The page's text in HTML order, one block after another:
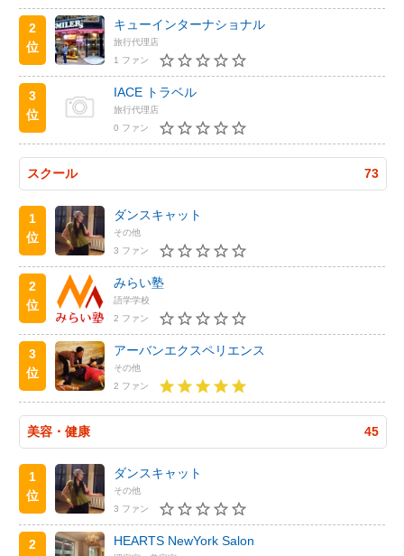
2
位
キューインターナショナル
旅行代理店
1 ファン
3
位
IACE トラベル
旅行代理店
0 ファン
スクール 73
1
位
ダンスキャット
その他
3 ファン
2
位
みらい塾
語学学校
2 ファン
3
位
アーバンエクスペリエンス
その他
2 ファン
美容・健康 45
1
位
ダンスキャット
その他
3 ファン
2
HEARTS NewYork Salon